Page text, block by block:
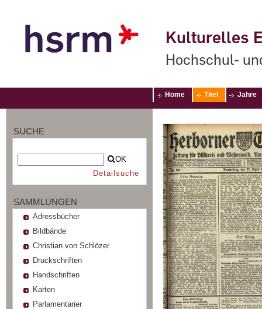
Kulturelles
Hochschul-
Home Titel Jahre
SUCHE
OK
Detailsuche
SAMMLUNGEN
Adressbücher
Bildbände
Christian von Schlözer
Druckschriften
Handschriften
Karten
Parlamentarier